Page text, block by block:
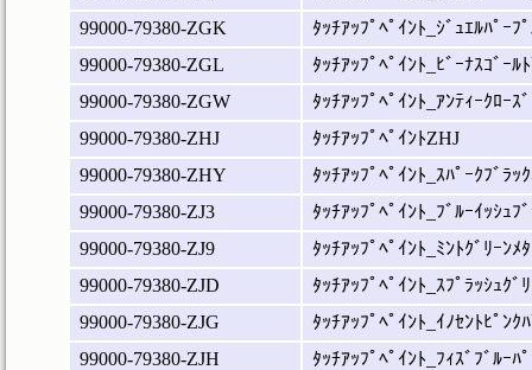
99000-79380-ZGK
ﾀｯﾁｱｯﾌﾟﾍﾟｲﾝﾄ_ｼﾞｭｴﾙﾊﾟｰﾌ
99000-79380-ZGL
ﾀｯﾁｱｯﾌﾟﾍﾟｲﾝﾄ_ﾋﾞｰﾅｽｺﾞｰﾙ
99000-79380-ZGW
ﾀｯﾁｱｯﾌﾟﾍﾟｲﾝﾄ_ｱﾝﾃｨｰｸﾛｰｽ
99000-79380-ZHJ
ﾀｯﾁｱｯﾌﾟﾍﾟｲﾝﾄZHJ
99000-79380-ZHY
ﾀｯﾁｱｯﾌﾟﾍﾟｲﾝﾄ_ｽﾊﾟｰｸﾌﾞﾗｯ
99000-79380-ZJ3
ﾀｯﾁｱｯﾌﾟﾍﾟｲﾝﾄ_ﾌﾞﾙｰｲｯｼｭﾌ
99000-79380-ZJ9
ﾀｯﾁｱｯﾌﾟﾍﾟｲﾝﾄ_ﾐﾝﾄｸﾞﾘｰﾝﾒ
99000-79380-ZJD
ﾀｯﾁｱｯﾌﾟﾍﾟｲﾝﾄ_ｽﾌﾟﾗｯｼｭｸﾞ
99000-79380-ZJG
ﾀｯﾁｱｯﾌﾟﾍﾟｲﾝﾄ_ｲﾉｾﾝﾄﾋﾟﾝｸ
99000-79380-ZJH
ﾀｯﾁｱｯﾌﾟﾍﾟｲﾝﾄ_ﾌｨｽﾞﾌﾞﾙｰﾊ